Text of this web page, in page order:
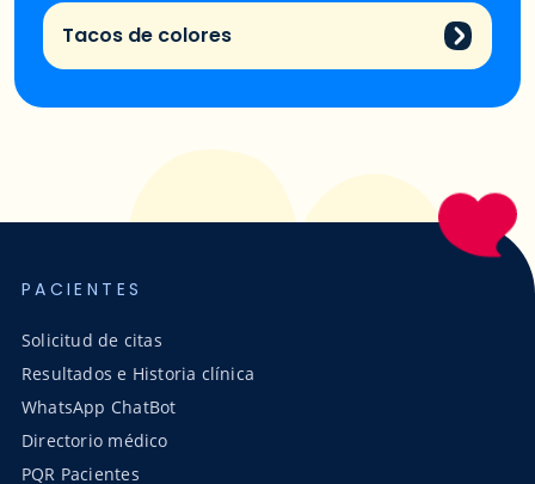
Tacos de colores
PACIENTES
Solicitud de citas
Resultados e Historia clínica
WhatsApp ChatBot
Directorio médico
PQR Pacientes